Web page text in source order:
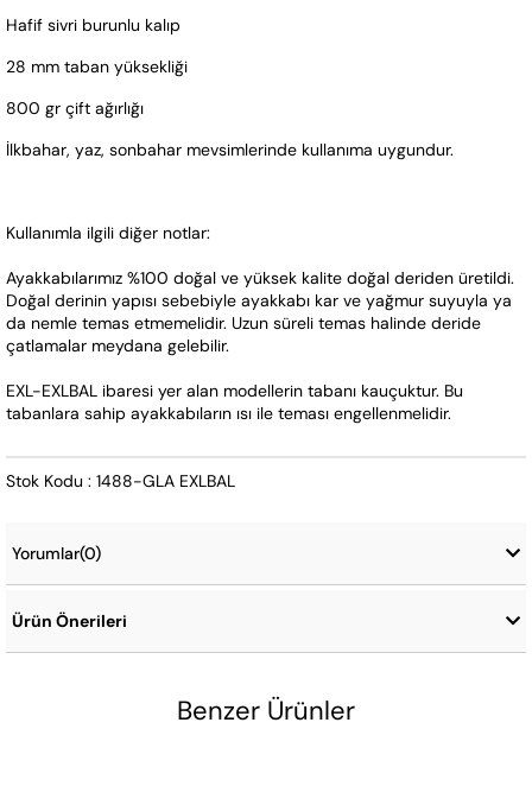
Hafif sivri burunlu kalıp
28 mm taban yüksekliği
800 gr çift ağırlığı
İlkbahar, yaz, sonbahar mevsimlerinde kullanıma uygundur.
Kullanımla ilgili diğer notlar:
Ayakkabılarımız %100 doğal ve yüksek kalite doğal deriden üretildi.
Doğal derinin yapısı sebebiyle ayakkabı kar ve yağmur suyuyla ya
da nemle temas etmemelidir. Uzun süreli temas halinde deride
çatlamalar meydana gelebilir.
EXL-EXLBAL ibaresi yer alan modellerin tabanı kauçuktur. Bu
tabanlara sahip ayakkabıların ısı ile teması engellenmelidir.
Stok Kodu : 1488-GLA EXLBAL
Yorumlar(0)
Ürün Önerileri
Benzer Ürünler